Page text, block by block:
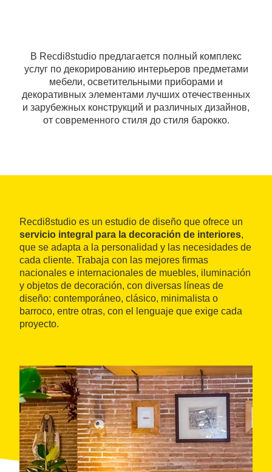
В Recdi8studio предлагается полный комплекс
услуг по декорированию интерьеров предметами
мебели, осветительными приборами и
декоративных элементами лучших отечественных
и зарубежных конструкций и различных дизайнов,
от современного стиля до стиля барокко.
Recdi8studio es un estudio de diseño que ofrece un
servicio integral para la decoración de interiores,
que se adapta a la personalidad y las necesidades de
cada cliente. Trabaja con las mejores firmas
nacionales e internacionales de muebles, iluminación
y objetos de decoración, con diversas líneas de
diseño: contemporáneo, clásico, minimalista o
barroco, entre otras, con el lenguaje que exige cada
proyecto.